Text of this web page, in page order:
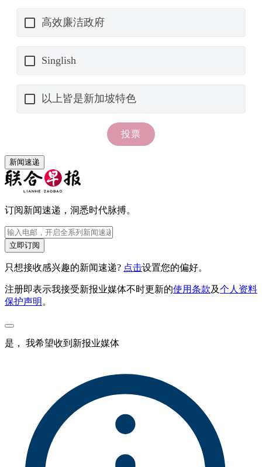
新闻速递
订阅新闻速递，洞悉时代脉搏。
立即订阅
只想接收感兴趣的新闻速递? 点击设置您的偏好。
注册即表示我接受新报业媒体不时更新的使用条款及个人资料
保护声明 。
是， 我希望收到新报业媒体